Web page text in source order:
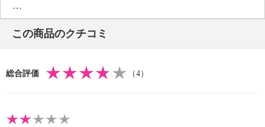
・自然乾燥：日陰の吊り干し
・アイロン仕上げ：可（低温）
・ドライクリーニング：石油系ドライクリーニング可
・ウエットクリーニング：可
個体差あり
【原産国（地）】
この商品のクチコミ
総合評価 （4）